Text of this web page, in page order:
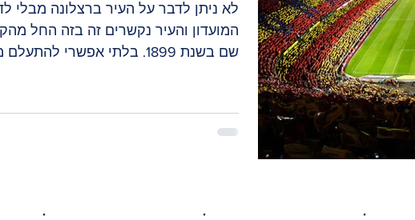
לא ניתן לדבר על העיר ברצלונה מבלי
המועדון והעיר נקשרים זה בזה החל
שם בשנת 1899. בלתי אפשרי להתעלם מן הע